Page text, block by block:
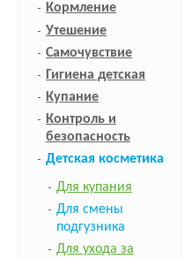
Кормление
Утешение
Самочувствие
Гигиена детская
Купание
Контроль и
безопасность
Детская косметика
Для купания
Для смены
подгузника
Для ухода за